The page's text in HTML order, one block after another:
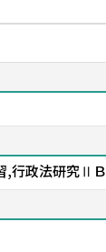
,行政法研究ⅡＢ